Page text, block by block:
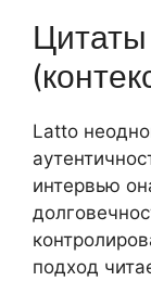
Latto
интервью
подход